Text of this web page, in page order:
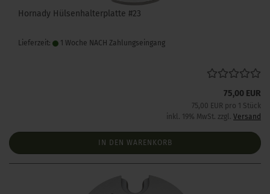
Hornady Hülsenhalterplatte #23
Lieferzeit: 1 Woche NACH Zahlungseingang
75,00 EUR
75,00 EUR pro 1 Stück
inkl. 19% MwSt. zzgl. Versand
IN DEN WARENKORB